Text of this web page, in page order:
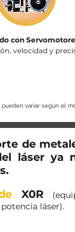
con
velocidad y
pueden variar según el
de
láser ya
X0R
láser).